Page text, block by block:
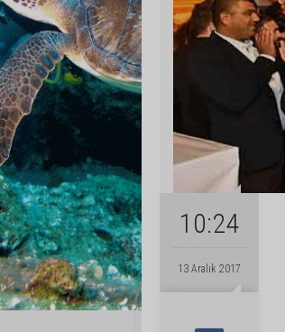
10:24
13 Aralık 2017